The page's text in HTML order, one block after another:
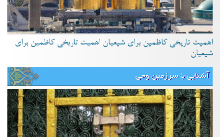
اهمیت تاریخی کاظمین برای شیعیان اهمیت تاریخی کاظمین برای
شیعیان
آشنایی با سرزمین وحی